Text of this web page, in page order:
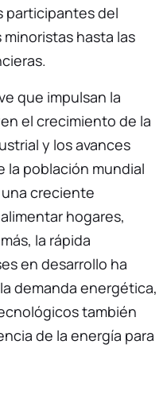
participantes del
hasta las
que impulsan la
el crecimiento de la
y los avances
la población mundial
creciente
hogares,
la rápida
en desarrollo ha
demanda energética,
también
de la energía para